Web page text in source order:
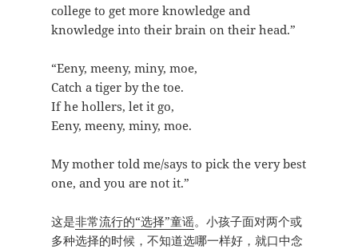
college to get more knowledge and
knowledge into their brain on their head.”
“Eeny, meeny, miny, moe,
Catch a tiger by the toe.
If he hollers, let it go,
Eeny, meeny, miny, moe.
My mother told me/says to pick the very best
one, and you are not it.”
这是非常流行的“选择”童谣。小孩子面对两个或
多种选择的时候，不知道选哪一样好，就口中念